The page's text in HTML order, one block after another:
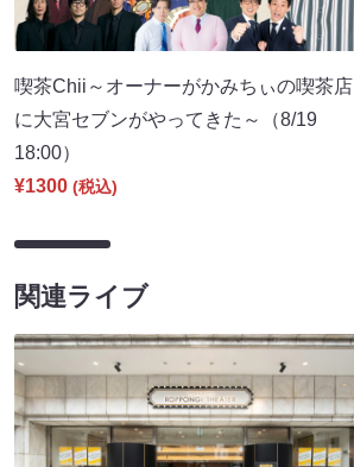
喫茶Chii～オーナーがかみちぃの喫茶店
に大宮セブンがやってきた～（8/19
18:00）
¥1300 (税込)
関連ライブ